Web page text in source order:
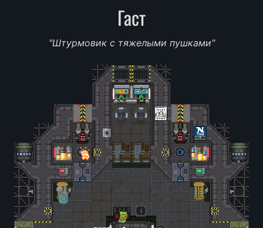
Гаст
"Штурмовик с тяжелыми пушками"